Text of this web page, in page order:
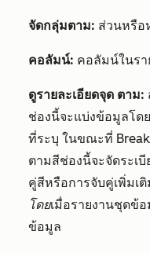
จัดกลุ่มตาม: ส่วนหรือ
คอลัมน์: คอลัมน์ในรา
ดูรายละเอียดจุด ตาม:
ช่องนี้จะแบ่งข้อมูลโด
ที่ระบุ ในขณะที่
ตามสีช่องนี้จะจัดระเ
คู่สีหรือการจับคู่เพิ่มเ
โดยเมื่อรายงานชุดข้
ข้อมูล